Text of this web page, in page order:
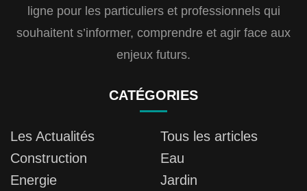
ligne pour les particuliers et professionnels qui
souhaitent s’informer, comprendre et agir face aux
enjeux futurs.
CATÉGORIES
Les Actualités
Tous les articles
Construction
Eau
Energie
Jardin